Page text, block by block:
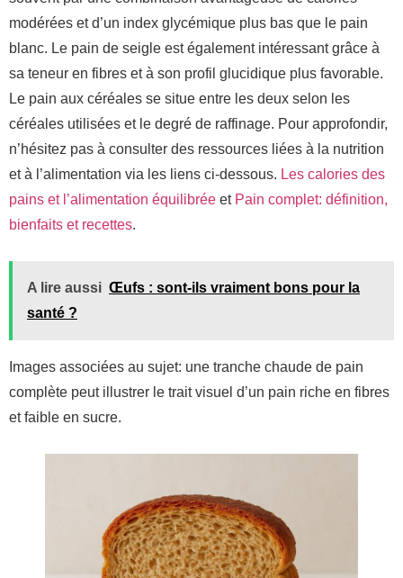
modérées et d’un index glycémique plus bas que le pain
blanc. Le pain de seigle est également intéressant grâce à
sa teneur en fibres et à son profil glucidique plus favorable.
Le pain aux céréales se situe entre les deux selon les
céréales utilisées et le degré de raffinage. Pour approfondir,
n’hésitez pas à consulter des ressources liées à la nutrition
et à l’alimentation via les liens ci-dessous. Les calories des
pains et l’alimentation équilibrée et Pain complet: définition,
bienfaits et recettes.
A lire aussi Œufs : sont-ils vraiment bons pour la
santé ?
Images associées au sujet: une tranche chaude de pain
complète peut illustrer le trait visuel d’un pain riche en fibres
et faible en sucre.